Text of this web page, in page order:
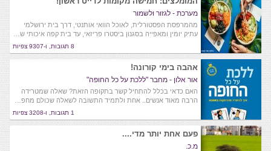
מערכת - לגזור ולשמור
מהמרפסת הפסטורלית, לאוכל הוואי אותנטי, דרך בית ירושלמי
עתיק יומין ומאפייה בסגנון ביסטרו פריזאי, עד בית קפה איכותי ש…
8 תגובות, ו-9307 צפיות
אהבה בימי קורונה!
אור אלון - מחבר "ללכת על כל החופה"
האם כדאי בכלל להתחיל קשר בתקופה הזאת? שאלה שמטרידה
הרבה מאוד אנשים.. אחת ולתמיד התשובה לשאלה שכולם מחפ…
1 תגובות, ו-3208 צפיות
פעם אחת יותר מדי....
מ.כ.